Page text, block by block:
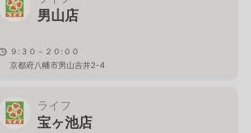
男山店
９:３０－２０:００
京都府八幡市男山吉井2-4
ライフ
宝ヶ池店